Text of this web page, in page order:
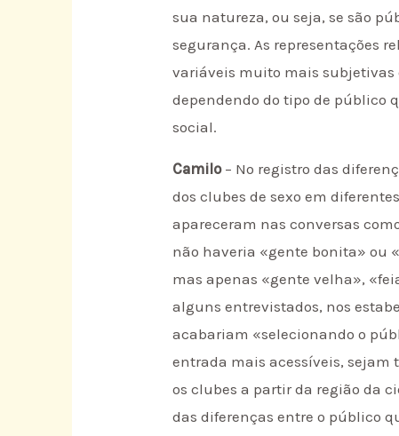
sua natureza, ou seja, se são
segurança. As representações
variáveis muito mais subjetivas
dependendo do tipo de público
social.
Camilo– No registro das
dos clubes de sexo em
apareceram nas conversas
não haveria «gente bonita» ou
mas apenas «gente velha»,
alguns entrevistados, nos
acabariam «selecionando o
entrada mais acessíveis, sejam
os clubes a partir da região da
das diferenças entre o público